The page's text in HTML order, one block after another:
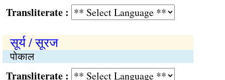
:
सूर्य / सूरज
पोकाल
: